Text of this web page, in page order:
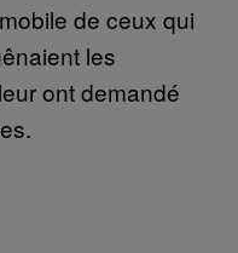
de ceux qui
les
ont demandé